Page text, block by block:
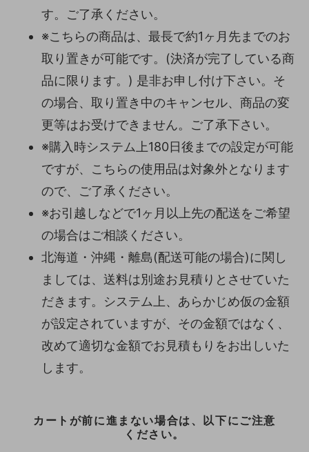
す。ご了承ください。
※こちらの商品は、最長で約1ヶ月先までのお
取り置きが可能です。(決済が完了している商
品に限ります。) 是非お申し付け下さい。そ
の場合、取り置き中のキャンセル、商品の変
更等はお受けできません。ご了承下さい。
※購入時システム上180日後までの設定が可能
ですが、こちらの使用品は対象外となります
ので、ご了承ください。
※お引越しなどで1ヶ月以上先の配送をご希望
の場合はご相談ください。
北海道・沖縄・離島(配送可能の場合)に関し
ましては、送料は別途お見積りとさせていた
だきます。システム上、あらかじめ仮の金額
が設定されていますが、その金額ではなく、
改めて適切な金額でお見積もりをお出しいた
します。
カートが前に進まない場合は、以下にご注意
ください。